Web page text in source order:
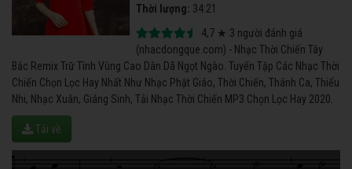
Thời lượng: 34:21
4,7 ★ 3 người đánh giá
(nhacdongque.com) - Nhạc Thời Chiến Tây
Bắc Remix Trữ Tình Vùng Cao Dân Dã Ngọt Ngào. Tuyển Tập Các Nhạc Thời
Chiến Chọn Lọc Hay Nhất Như Nhạc Phật Giáo, Thời Chiến, Thánh Ca, Thiếu
Nhi, Nhạc Xuân, Giáng Sinh, Tải Nhạc Thời Chiến MP3 Chọn Lọc Hay 2020.
Tải về